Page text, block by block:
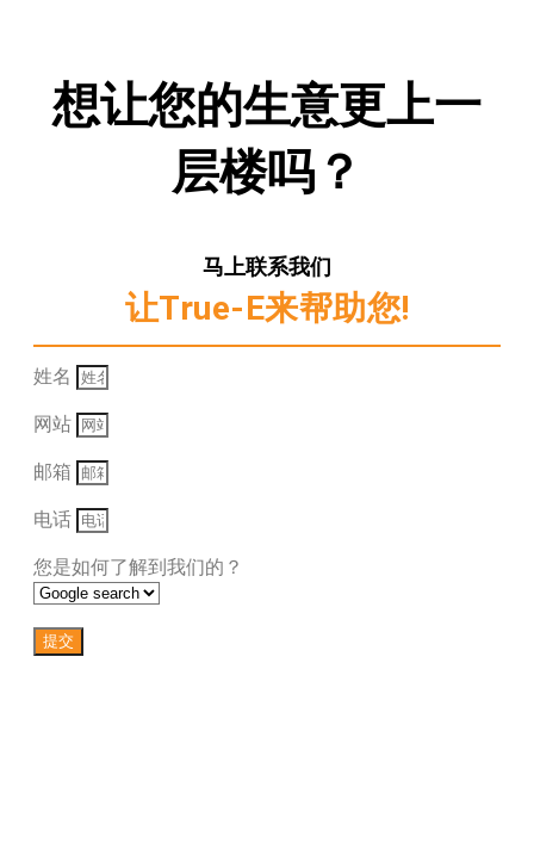
想让您的生意更上一
层楼吗？
马上联系我们
让True-E来帮助您!
姓名
网站
邮箱
电话
您是如何了解到我们的？
提交